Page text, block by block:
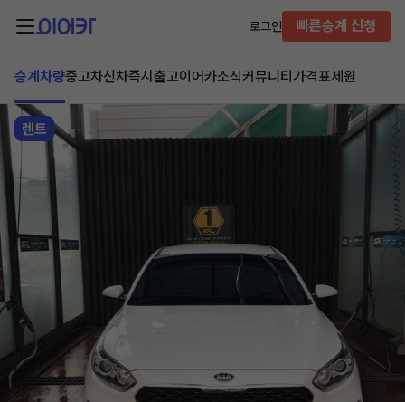
로그인 빠른승계 신청
승계차량중고차신차즉시출고이어카소식커뮤니티 가격표제원
렌트